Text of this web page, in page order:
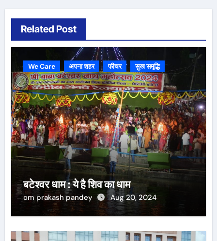
Related Post
We Care अपना शहर फीचर सुख समृद्धि
बटेश्वर धाम : ये है शिव का धाम
om prakash pandey Aug 20, 2024